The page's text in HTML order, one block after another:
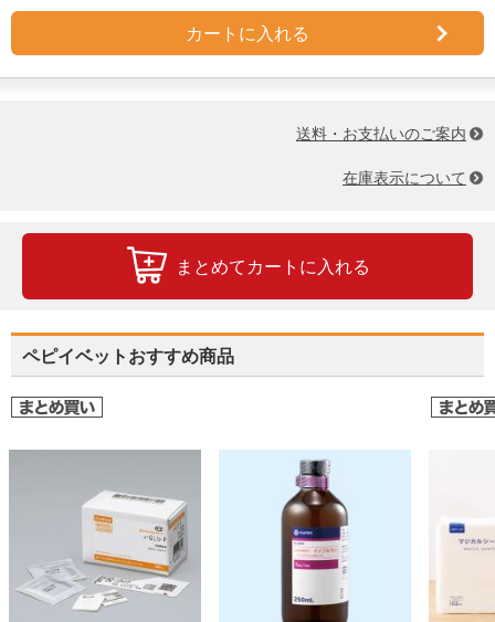
カートに入れる
送料・お支払いのご案内
在庫表示について
まとめてカートに入れる
ペピイベットおすすめ商品